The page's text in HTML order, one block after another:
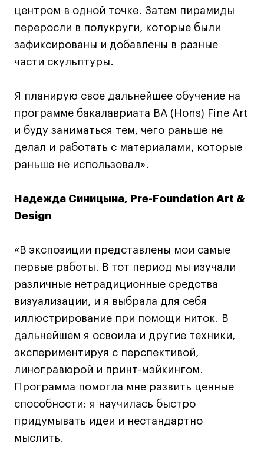
Связи с индустрией
Вакансии
Контакты
Условия поступления
Стоимость обучения
Иностранным студентам
Карьера
Центр карьеры
Летние стажировки
Проекты студентов
Работы студентов
центром в одной точке. Затем пирамиды
переросли в полукруги, которые были
зафиксированы и добавлены в разные
части скульптуры.
Я планирую свое дальнейшее обучение на
программе бакалавриата BA (Hons) Fine Art
и буду заниматься тем, чего раньше не
делал и работать с материалами, которые
раньше не использовал».
Надежда Синицына, Pre-Foundation Art &
Design
«В экспозиции представлены мои самые
первые работы. В тот период мы изучали
различные нетрадиционные средства
визуализации, и я выбрала для себя
иллюстрирование при помощи ниток. В
дальнейшем я освоила и другие техники,
экспериментируя с перспективой,
линогравюрой и принт-мэйкингом.
Программа помогла мне развить ценные
способности: я научилась быстро
придумывать идеи и нестандартно
мыслить.